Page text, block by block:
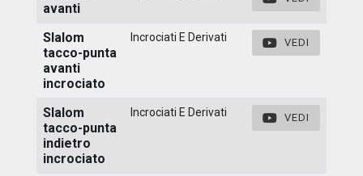
avanti
Slalom
tacco-punta
avanti
incrociato
Incrociati E Derivati VEDI
Slalom
tacco-punta
indietro
incrociato
Incrociati E Derivati VEDI